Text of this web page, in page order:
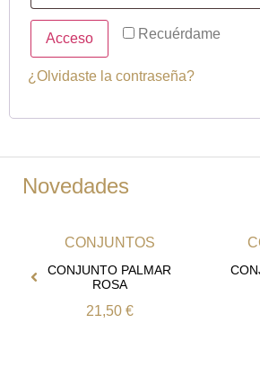
Recuérdame
Acceso
¿Olvidaste la contraseña?
Novedades
CONJUNTOS
CONJUNTO PALMAR
ROSA
21,50 €